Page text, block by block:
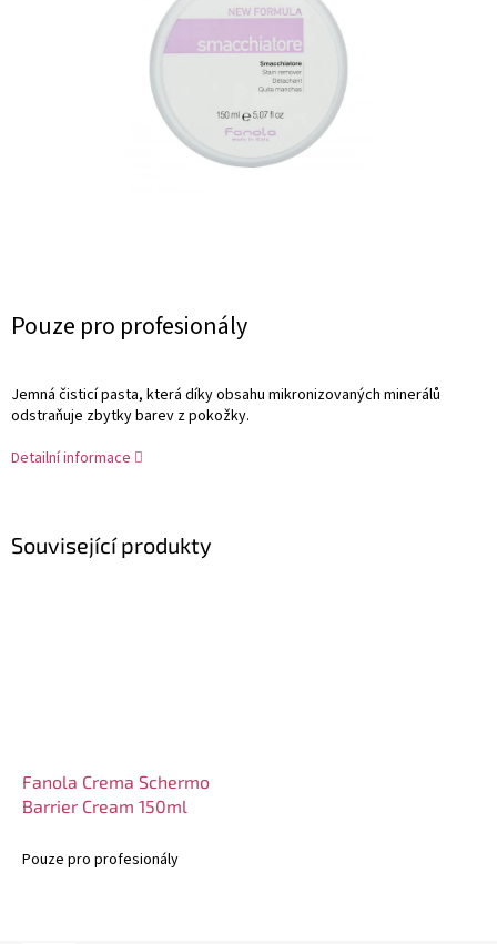
cena:
Pouze pro profesionály
Jemná čisticí pasta, která díky obsahu mikronizovaných minerálů
odstraňuje zbytky barev z pokožky.
Detailní informace
Související produkty
Fanola Crema Schermo
Barrier Cream 150ml
Pouze pro profesionály